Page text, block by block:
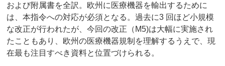
および附属書を全訳。欧州に医療機器を輸出するために
は、本指令への対応が必須となる。過去に3 回ほど小規模
な改正が行われたが、今回の改正（M5)は大幅に実施され
たこともあり、欧州の医療機器規制を理解するうえで、現
在最も注目すべき資料と位置づけられる。